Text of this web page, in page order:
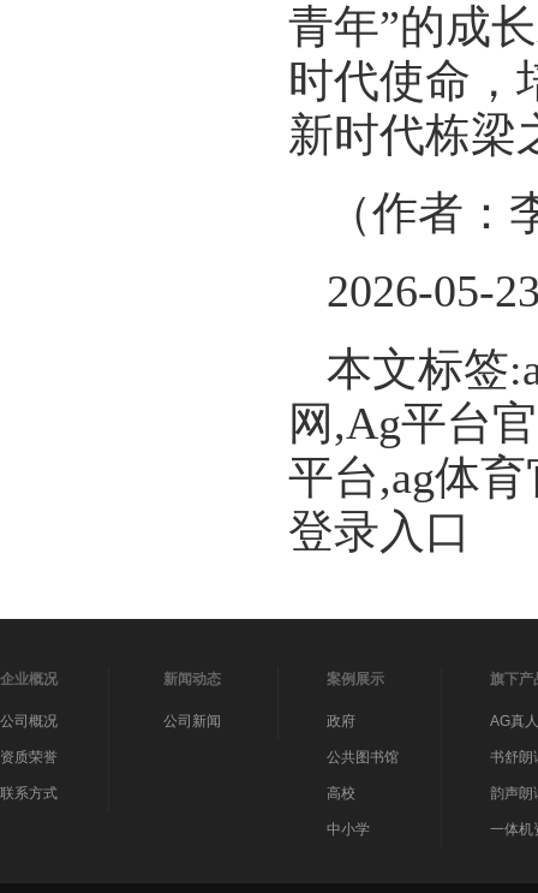
青年”的成
时代使命，
新时代栋梁
（作者
2026-05-
本文标签
网,Ag平台
平台,ag体
登录入口
企业概况
公司概况
资质荣誉
联系方式
新闻动态
公司新闻
案例展示
政府
公共图书馆
高校
中小学
旗下产
AG真
书舒朗
韵声朗
一体机